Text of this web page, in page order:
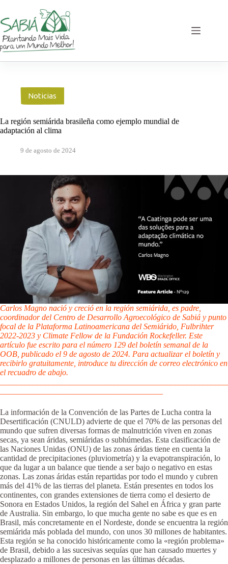
contenido
Noticias
La región semiárida brasileña como ejemplo mundial de
adaptación al clima
9 de agosto de 2024
Carlos Magno nació y creció en la región semiárida, es padre,
coordinador del Centro de Desarrollo Agroecológico de Sabiá y punto
focal de la Plataforma Latinoamericana del Semiárido, Fulbrihter
2022-2023 y Climate Fellow de la Fundación Rockefeller. Este
artículo fue escrito para el número 129 del boletín semanal de la
OOB, publicado el 9 de agosto de 2024. Para actualizar el boletín y
recibirlo gratuitamente, introduce tu dirección de correo electrónico en
el recuadro de abajo.
La información de la Convención de las Partes de Lucha contra la
Desertificación (CNULD) advierte de que el 70% de las personas del
mundo que sufren diversas formas de malnutrición viven en zonas
secas, ya sean áridas, semiáridas o subhúmedas. Esta clasificación de
las Naciones Unidas (ONU) de las zonas áridas tiene en cuenta la
cantidad de precipitaciones (pluviometría) y la evapotranspiración, lo
que da lugar a un balance que tiende a ser bajo o negativo en estas
zonas. Las zonas áridas están repartidas por todo el mundo y cubren
más del 41% de las tierras del planeta. Están presentes en todos los
continentes, con grandes extensiones de tierra como el desierto de
Sonora en Estados Unidos, la región del Sahel en África y gran parte
de Australia. Sin embargo, lo que mucha gente no sabe es que es en
Brasil, más concretamente en el Nordeste, donde se encuentra la región
semiárida más poblada del mundo, con unos 30 millones de habitantes.
Esta región se ha conocido históricamente como la «región problema»
de Brasil, debido a las sucesivas sequías que han causado muertes y
desplazado a millones de personas en las últimas décadas.